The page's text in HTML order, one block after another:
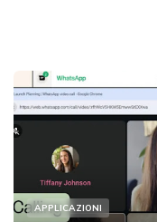
APPLICAZIONI